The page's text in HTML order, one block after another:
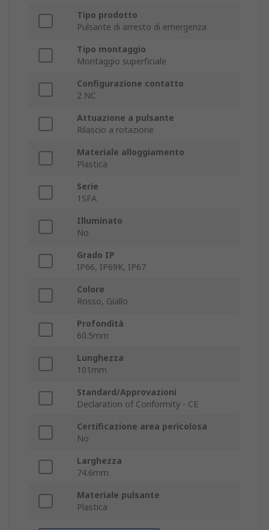
Tipo prodotto
Pulsante di arresto di emergenza
Tipo montaggio
Montaggio superficiale
Configurazione contatto
2 NC
Attuazione a pulsante
Rilascio a rotazione
Materiale alloggiamento
Plastica
Serie
1SFA
Illuminato
No
Grado IP
IP66, IP69K, IP67
Colore
Rosso, Giallo
Profondità
60.5mm
Lunghezza
101mm
Standard/Approvazioni
Declaration of Conformity - CE
Certificazione area pericolosa
No
Larghezza
74.6mm
Materiale pulsante
Plastica